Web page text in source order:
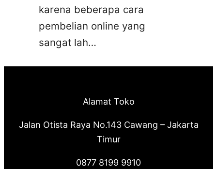
karena beberapa cara
pembelian online yang
sangat lah…
Alamat Toko
Jalan Otista Raya No.143 Cawang – Jakarta
Timur
0877 8199 9910